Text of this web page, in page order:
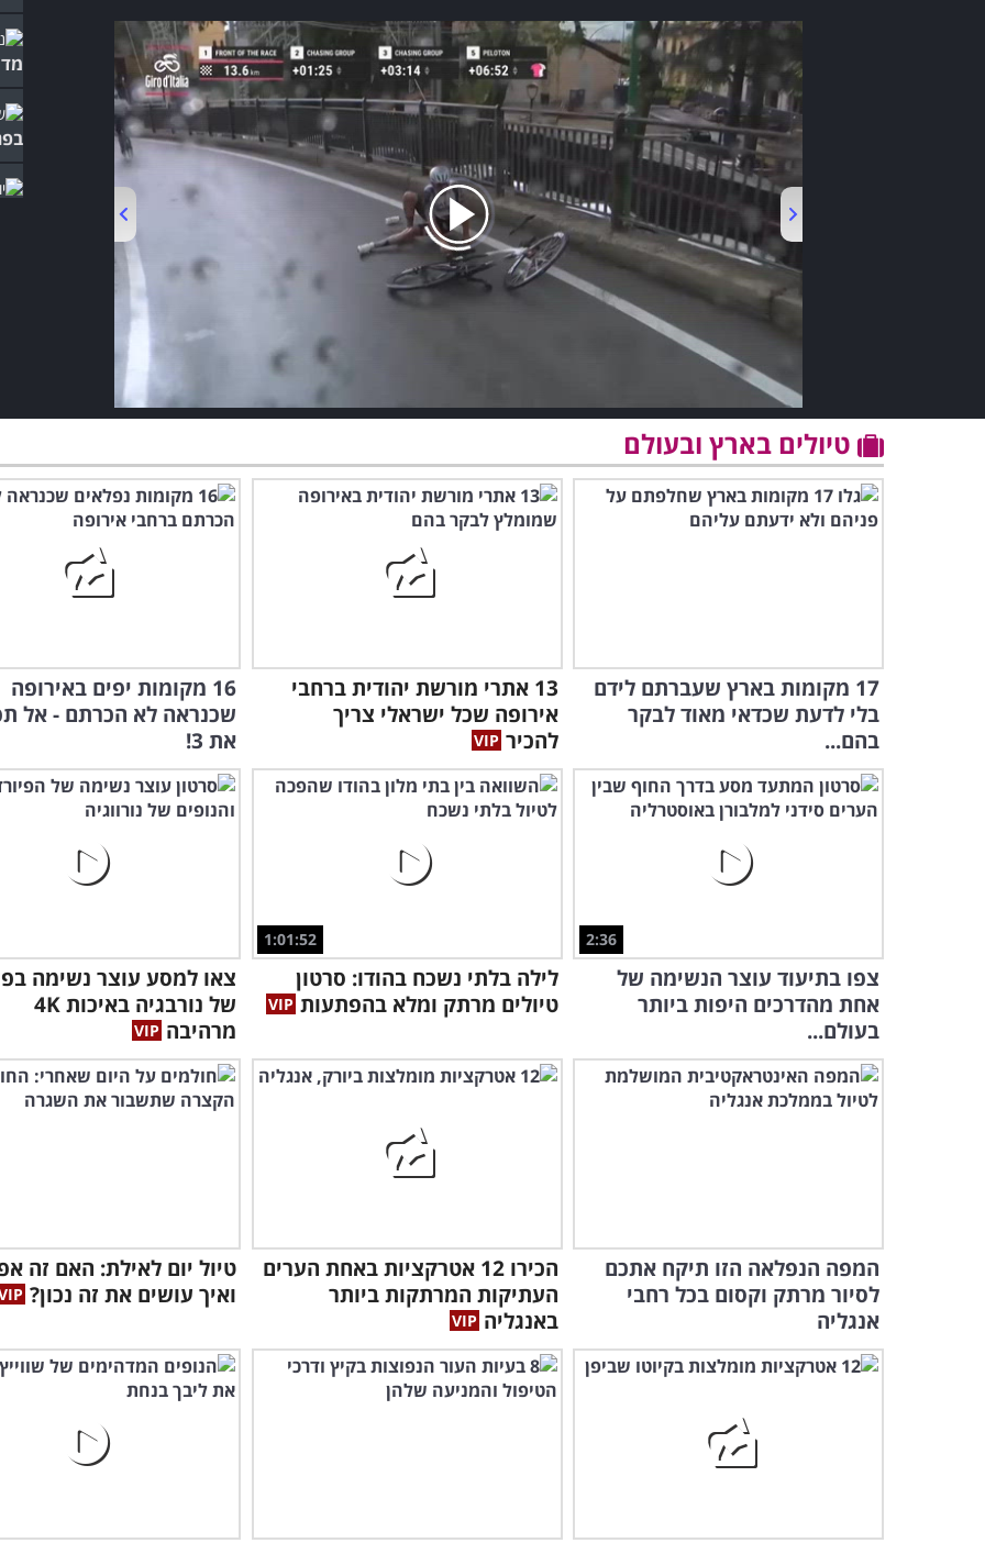
טיולים בארץ ובעולם
17 מקומות בארץ שעברתם לידם
בלי לדעת שכדאי מאוד לבקר
בהם...
13 אתרי מורשת יהודית ברחבי
אירופה שכל ישראלי צריך
להכיר
16 מקומות יפים באירופה
שכנראה לא הכרתם - אל
את 3!
2:36
צפו בתיעוד עוצר הנשימה של
אחת מהדרכים היפות ביותר
בעולם...
1:01:52
לילה בלתי נשכח בהודו: סרטון
טיולים מרתק ומלא בהפתעות
צאו למסע עוצר נשימה
של נורבגיה באיכות 4K
מרהיבה
המפה הנפלאה הזו תיקח אתכם
לסיור מרתק וקסום בכל רחבי
אנגליה
הכירו 12 אטרקציות באחת הערים
העתיקות המרתקות ביותר
באנגליה
טיול יום לאילת: האם זה
ואיך עושים את זה נכון?